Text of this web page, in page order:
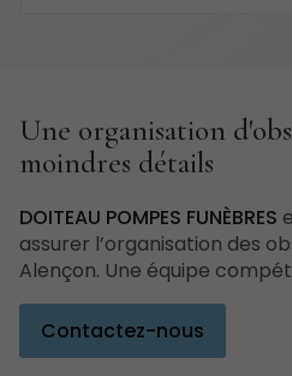
Une organisation
moindres détails
DOITEAU POMPES FUNÈBRES
assurer l’organisation des
Alençon. Une équipe
Contactez-nous